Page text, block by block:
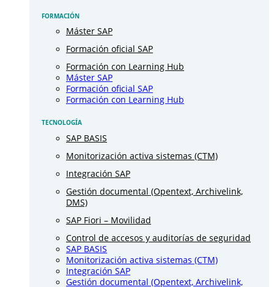
FORMACIÓN
Máster SAP
Formación oficial SAP
Formación con Learning Hub
Máster SAP
Formación oficial SAP
Formación con Learning Hub
TECNOLOGÍA
SAP BASIS
Monitorización activa sistemas (CTM)
Integración SAP
Gestión documental (Opentext, Archivelink,
DMS)
SAP Fiori – Movilidad
Control de accesos y auditorías de seguridad
SAP BASIS
Monitorización activa sistemas (CTM)
Integración SAP
Gestión documental (Opentext, Archivelink,